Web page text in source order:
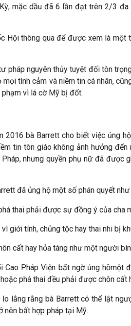
mặc dầu đã 6 lần đạt trên 2/3
Hội thông qua để được xem là một
pháp nguyên thủy tuyệt đối tôn
tình cảm và niềm tin cá nhân,
vì lá cờ Mỹ bị đốt.
2016 bà Barrett cho biết việc ủng
tin tôn giáo không ảnh hưởng đến
nhưng quyền phụ nữ đã được
đã ủng hộ một số phán quyết như
thai phải được sự đồng ý của cha
giới tính, chủng tộc hay thai nhi bị
cất hay hỏa táng như một người
Cao Pháp Viện bất ngờ ủng hộmột
phá thai đều phải được chôn cất
lắng rằng bà Barrett có thể lật
nên bất hợp pháp tại Mỹ.